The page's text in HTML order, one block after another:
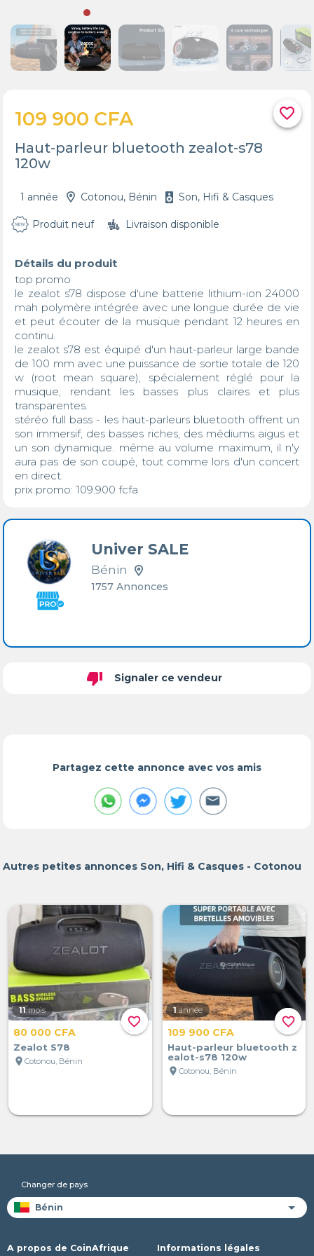
favorite_border
109 900 CFA
Haut-parleur bluetooth zealot-s78
120w
1 année Cotonou, Bénin Son, Hifi & Casques
Produit neuf Livraison disponible
Détails du produit
top promo
le zealot s78 dispose d'une batterie lithium-ion 24000
mah polymère intégrée avec une longue durée de vie
et peut écouter de la musique pendant 12 heures en
continu.
le zealot s78 est équipé d'un haut-parleur large bande
de 100 mm avec une puissance de sortie totale de 120
w (root mean square), spécialement réglé pour la
musique, rendant les basses plus claires et plus
transparentes.
stéréo full bass - les haut-parleurs bluetooth offrent un
son immersif, des basses riches, des médiums aigus et
un son dynamique. même au volume maximum, il n'y
aura pas de son coupé, tout comme lors d'un concert
en direct.
prix promo: 109.900 fcfa
Univer SALE
Bénin
1757 Annonces
thumb_down Signaler ce vendeur
Partagez cette annonce avec vos amis
Autres petites annonces Son, Hifi & Casques - Cotonou
favorite_border
11 mois
80 000 CFA
Zealot S78
location_on Cotonou, Bénin
favorite_border
1 année
109 900 CFA
Haut-parleur bluetooth z
ealot-s78 120w
location_on Cotonou, Bénin
Changer de pays
A propos de CoinAfrique Informations légales